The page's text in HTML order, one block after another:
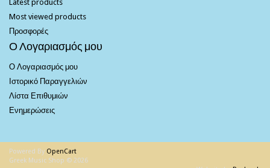
Latest products
Most viewed products
Προσφορές
Ο Λογαριασμός μου
Ο Λογαριασμός μου
Ιστορικό Παραγγελιών
Λίστα Επιθυμιών
Ενημερώσεις
Powered By OpenCart
Greek Music Shop © 2026